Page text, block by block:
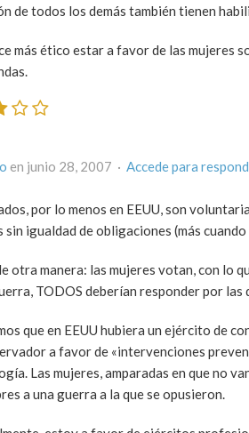
de todos los demás también tienen
más ético estar a favor de las mujeres
en junio 28, 2007 · Accede para
por lo menos en EEUU, son
sin igualdad de obligaciones (más
otra manera: las mujeres votan, con lo
TODOS deberían responder por las
que en EEUU hubiera un ejército de
a favor de «intervenciones
Las mujeres, amparadas en que no
a una guerra a la que se opusieron.